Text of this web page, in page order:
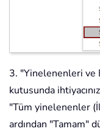
3. "Yinelenenleri ve
kutusunda
"Tüm yinelenenler
ardından "Tamam"